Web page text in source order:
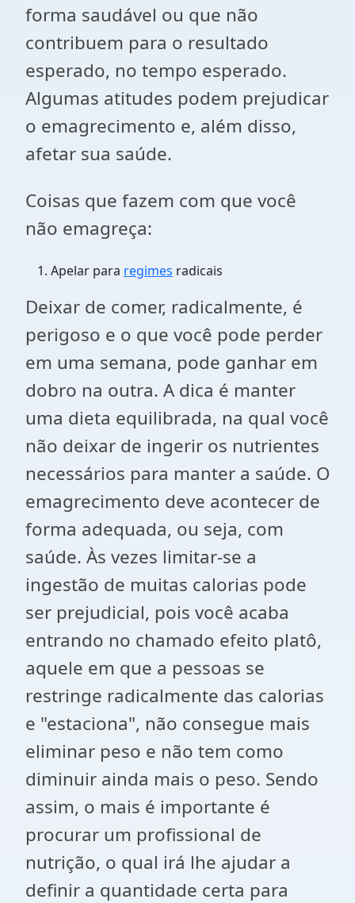
forma saudável ou que não
contribuem para o resultado
esperado, no tempo esperado.
Algumas atitudes podem prejudicar
o emagrecimento e, além disso,
afetar sua saúde.
Coisas que fazem com que você
não emagreça:
Apelar para regimes radicais
Deixar de comer, radicalmente, é
perigoso e o que você pode perder
em uma semana, pode ganhar em
dobro na outra. A dica é manter
uma dieta equilibrada, na qual você
não deixar de ingerir os nutrientes
necessários para manter a saúde. O
emagrecimento deve acontecer de
forma adequada, ou seja, com
saúde. Às vezes limitar-se a
ingestão de muitas calorias pode
ser prejudicial, pois você acaba
entrando no chamado efeito platô,
aquele em que a pessoas se
restringe radicalmente das calorias
e "estaciona", não consegue mais
eliminar peso e não tem como
diminuir ainda mais o peso. Sendo
assim, o mais é importante é
procurar um profissional de
nutrição, o qual irá lhe ajudar a
definir a quantidade certa para